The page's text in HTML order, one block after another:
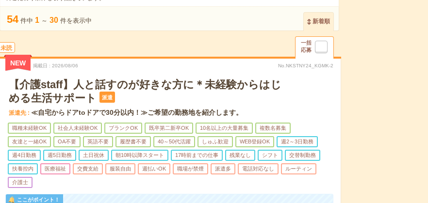
54 件中 1 ～ 30 件を表示中 新着順
未読
一括
応募
NEW 掲載日 2026/08/06 No.NKSTNY24_KGMK-2
【介護staff】人と話すのが好きな方に＊未経験からはじ
める生活サポート
派遣
派遣先 ≪自宅からドアtoドアで30分以内！≫ご希望の勤務地を紹介します。
職種未経験OK 社会人未経験OK ブランクOK 既卒第二新卒OK 10名以上の大量募集 複数名募集
友達と一緒OK OA不要 英語不要 履歴書不要 40～50代活躍 しゅふ歓迎 WEB登録OK 週2～3日勤務
週4日勤務 週5日勤務 土日祝休 朝10時以降スタート 17時前までの仕事 残業なし シフト 交替制勤務
扶養控内 医療福祉 交費支給 服装自由 週払いOK 職場が禁煙 派遣多 電話対応なし ルーティン
介護士
ここがポイント！